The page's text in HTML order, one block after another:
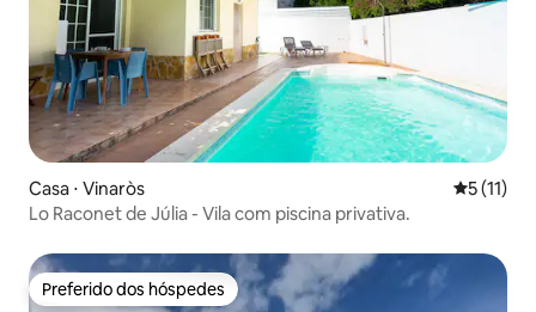
Casa ⋅ Vinaròs 5 de uma
5 (11)
Lo Raconet de Júlia - Vila com piscina privativa.
Preferido dos hóspedes
Preferido dos hóspedes